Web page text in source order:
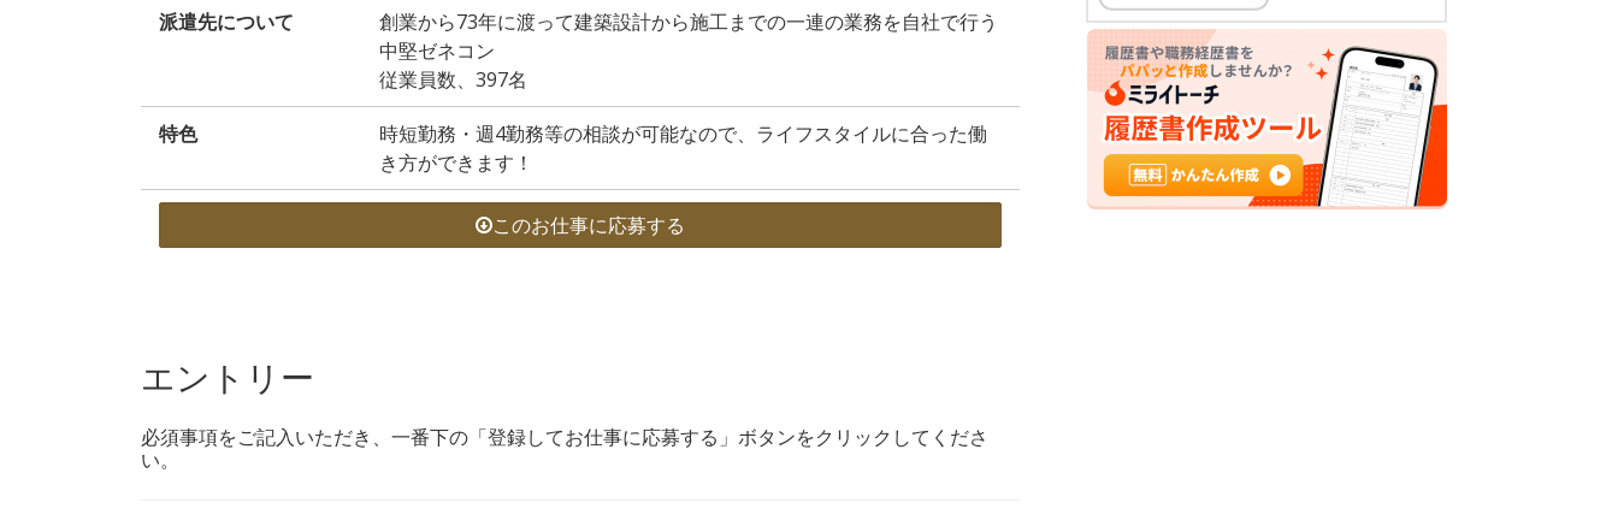
派遣先について
創業から73年に渡って建築設計から施工までの一連の業務を自社で行う
中堅ゼネコン
従業員数、397名
特色
時短勤務・週4勤務等の相談が可能なので、ライフスタイルに合った働
き方ができます！
このお仕事に応募する
エントリー
必須事項をご記入いただき、一番下の「登録してお仕事に応募する」ボタンをクリックしてくださ
い。